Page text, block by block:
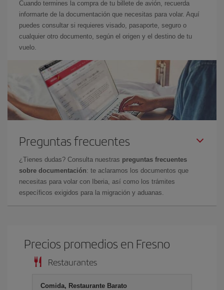
Cuando termines la compra de tu billete de avión, recuerda
informarte de la documentación que necesitas para volar. Aquí
puedes consultar si requieres visado, pasaporte, seguro o
cualquier otro documento, según el origen y el destino de tu
vuelo.
Preguntas frecuentes
¿Tienes dudas? Consulta nuestras preguntas frecuentes
sobre documentación: te aclaramos los documentos que
necesitas para volar con Iberia, así como los trámites
específicos exigidos para la migración y aduanas.
Precios promedios en Fresno
Restaurantes
Comida, Restaurante Barato